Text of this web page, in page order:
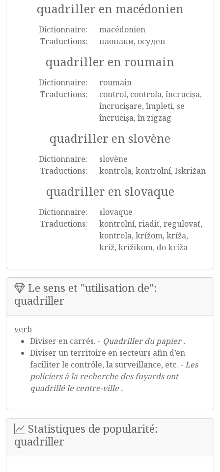
quadriller en macédonien
Dictionnaire:
macédonien
Traductions:
наопаки, осуден
quadriller en roumain
Dictionnaire:
roumain
Traductions:
control, controla, încrucișa,
încrucișare, împleti, se
încrucișa, în zigzag
quadriller en slovène
Dictionnaire:
slovène
Traductions:
kontrola, kontrolní, Iskrižan
quadriller en slovaque
Dictionnaire:
slovaque
Traductions:
kontrolní, riadiť, regulovať,
kontrola, krížom, kríža,
kríž, krížikom, do kríža
Le sens et "utilisation de":
quadriller
verb
Diviser en carrés. - Quadriller du papier .
Diviser un territoire en secteurs afin d’en
faciliter le contrôle, la surveillance, etc. - Les
policiers à la recherche des fuyards ont
quadrillé le centre-ville .
Statistiques de popularité:
quadriller